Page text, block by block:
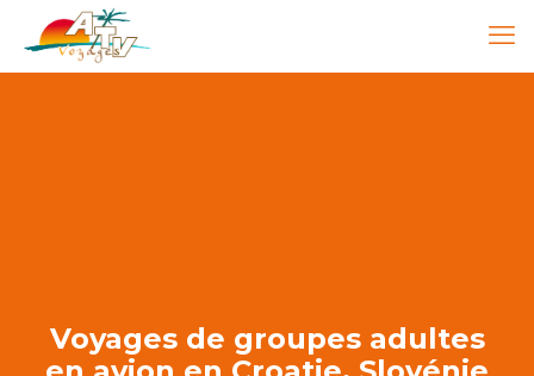
Voyages de groupes adultes